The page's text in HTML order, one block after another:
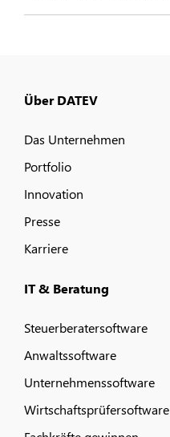
Über DATEV
Das Unternehmen
Portfolio
Innovation
Presse
Karriere
IT & Beratung
Steuerberatersoftware
Anwaltssoftware
Unternehmenssoftware
Wirtschaftsprüfersoftware